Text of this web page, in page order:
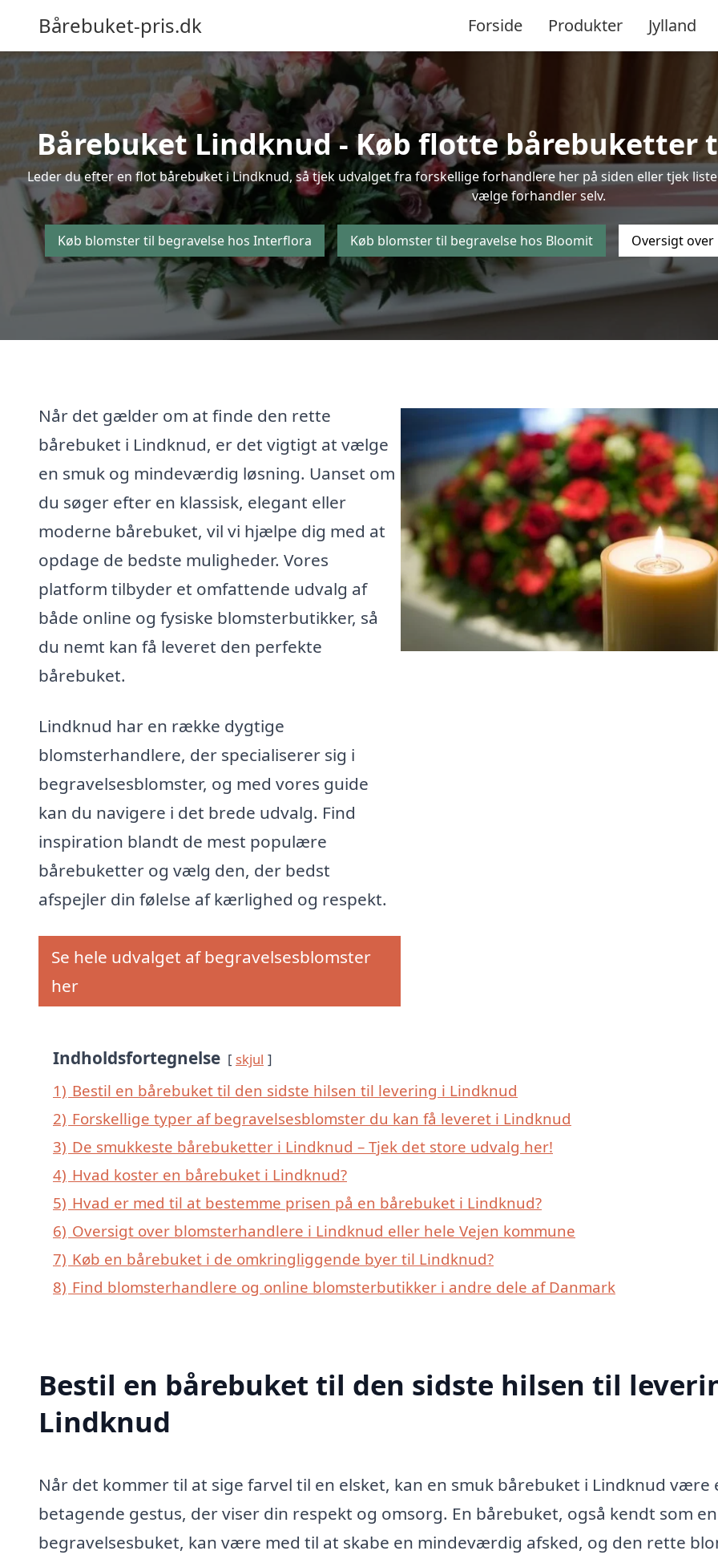
Bårebuket-pris.dk Forside Produkter Jylland
Bårebuket Lindknud - Køb flotte bårebuketter
Leder du efter en flot bårebuket i Lindknud, så tjek udvalget fra forskellige forhandlere her på siden eller tjek
vælge forhandler selv.
Køb blomster til begravelse hos Interflora Køb blomster til begravelse hos Bloomit Oversigt
Når det gælder om at finde den rette
bårebuket i Lindknud, er det vigtigt at vælge
en smuk og mindeværdig løsning. Uanset om
du søger efter en klassisk, elegant eller
moderne bårebuket, vil vi hjælpe dig med at
opdage de bedste muligheder. Vores
platform tilbyder et omfattende udvalg af
både online og fysiske blomsterbutikker, så
du nemt kan få leveret den perfekte
bårebuket.
Lindknud har en række dygtige
blomsterhandlere, der specialiserer sig i
begravelsesblomster, og med vores guide
kan du navigere i det brede udvalg. Find
inspiration blandt de mest populære
bårebuketter og vælg den, der bedst
afspejler din følelse af kærlighed og respekt.
Se hele udvalget af begravelsesblomster
her
Indholdsfortegnelse skjul
1) Bestil en bårebuket til den sidste hilsen til levering i Lindknud
2) Forskellige typer af begravelsesblomster du kan få leveret i Lindknud
3) De smukkeste bårebuketter i Lindknud – Tjek det store udvalg her!
4) Hvad koster en bårebuket i Lindknud?
5) Hvad er med til at bestemme prisen på en bårebuket i Lindknud?
6) Oversigt over blomsterhandlere i Lindknud eller hele Vejen kommune
7) Køb en bårebuket i de omkringliggende byer til Lindknud?
8) Find blomsterhandlere og online blomsterbutikker i andre dele af Danmark
Bestil en bårebuket til den sidste hilsen til
Lindknud
Når det kommer til at sige farvel til en elsket, kan en smuk bårebuket i Lindknud være
betagende gestus, der viser din respekt og omsorg. En bårebuket, også kendt som en
begravelsesbuket, kan være med til at skabe en mindeværdig afsked, og den rette